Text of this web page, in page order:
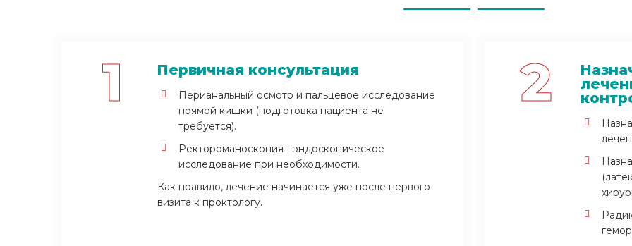
1 Первичная консультация
Перианальный осмотр и пальцевое исследование
прямой кишки (подготовка пациента не
требуется).
Ректороманоскопия - эндоскопическое
исследование при необходимости.
Как правило, лечение начинается уже после первого
визита к проктологу.
2